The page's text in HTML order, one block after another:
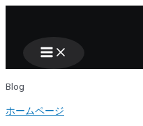
Nhảy
Main
Blog
ホームページ